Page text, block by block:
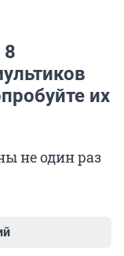
8
их
не один раз